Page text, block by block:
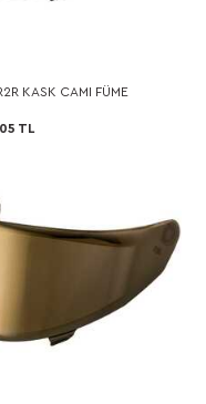
KASK CAMI FÜME
TL